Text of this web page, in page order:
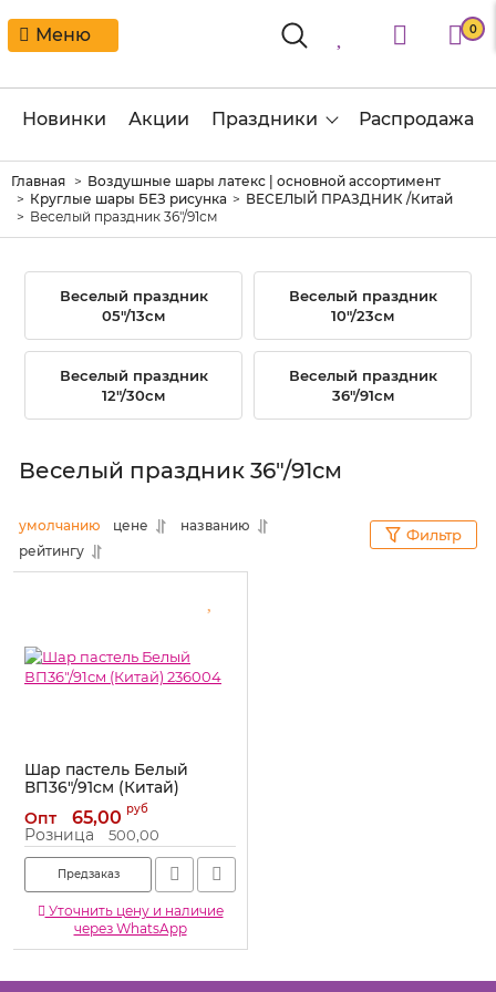
Меню 0
Новинки Акции Праздники Распродажа
Главная
Воздушные шары латекс | основной ассортимент
Круглые шары БЕЗ рисунка
ВЕСЕЛЫЙ ПРАЗДНИК /Китай
Веселый праздник 36"/91см
Веселый праздник
05"/13см
Веселый праздник
10"/23см
Веселый праздник
12"/30см
Веселый праздник
36"/91см
Веселый праздник 36"/91см
умолчанию цене
названию
рейтингу
Фильтр
Шар пастель Белый
ВП36"/91см (Китай)
Артикул: 236004
Опт 65,00 руб
Розница 500,00
Предзаказ
Уточнить цену и наличие
через WhatsApp